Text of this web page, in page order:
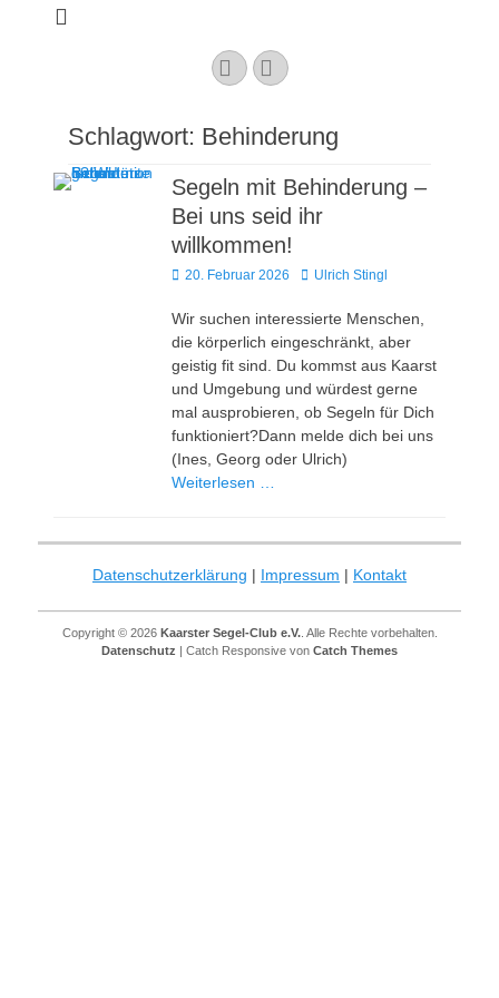
YouTubeInstagram
Schlagwort: Behinderung
Segeln mit Behinderung –
Bei uns seid ihr
willkommen!
Veröffentlicht
20. Februar 2026 AutorUlrich Stingl
Wir suchen interessierte Menschen,
die körperlich eingeschränkt, aber
geistig fit sind. Du kommst aus Kaarst
und Umgebung und würdest gerne
mal ausprobieren, ob Segeln für Dich
funktioniert?Dann melde dich bei uns
(Ines, Georg oder Ulrich)
Weiterlesen …
Datenschutzerklärung | Impressum | Kontakt
Copyright © 2026 Kaarster Segel-Club e.V.. Alle Rechte vorbehalten.
Datenschutz | Catch Responsive von Catch Themes